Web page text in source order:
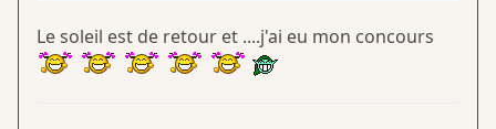
Le soleil est de retour et ....j'ai eu mon concours